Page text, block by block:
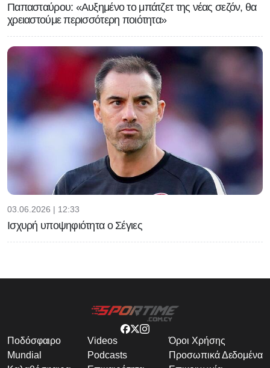
Παπασταύρου: «Αυξημένο το μπάτζετ της νέας σεζόν, θα
χρειαστούμε περισσότερη ποιότητα»
03.06.2026 | 12:33
Ισχυρή υποψηφιότητα ο Σέγιες
Ποδόσφαιρο
Mundial
Videos
Podcasts
Όροι Χρήσης
Προσωπικά Δεδομένα